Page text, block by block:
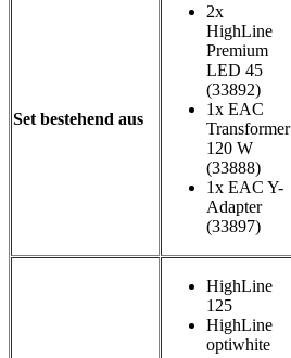
Set bestehend aus
2x
HighLine
Premium
LED 45
(33892)
1x EAC
Transformer
120 W
(33888)
1x EAC Y-
Adapter
(33897)
HighLine
125
HighLine
optiwhite